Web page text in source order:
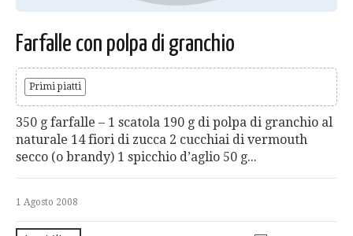
Farfalle con polpa di granchio
Primi piatti
350 g farfalle – 1 scatola 190 g di polpa di granchio al
naturale 14 fiori di zucca 2 cucchiai di vermouth
secco (o brandy) 1 spicchio d’aglio 50 g...
1 Agosto 2008